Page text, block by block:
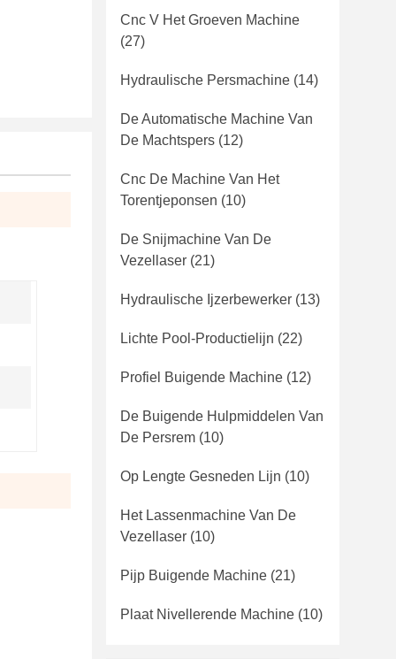
Cnc V Het Groeven Machine
(27)
Hydraulische Persmachine (14)
De Automatische Machine Van
De Machtspers (12)
Cnc De Machine Van Het
Torentjeponsen (10)
De Snijmachine Van De
Vezellaser (21)
Hydraulische Ijzerbewerker (13)
Lichte Pool-Productielijn (22)
Profiel Buigende Machine (12)
De Buigende Hulpmiddelen Van
De Persrem (10)
Op Lengte Gesneden Lijn (10)
Het Lassenmachine Van De
Vezellaser (10)
Pijp Buigende Machine (21)
Plaat Nivellerende Machine (10)